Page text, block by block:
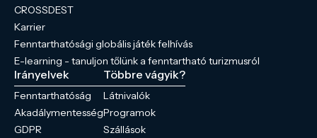
CROSSDEST
Karrier
Fenntarthatósági globális játék felhívás
E-learning - tanuljon tőlünk a fenntartható turizmusról
Irányelvek
Fenntarthatóság
Akadálymentesség
GDPR
Többre vágyik?
Látnivalók
Programok
Szállások